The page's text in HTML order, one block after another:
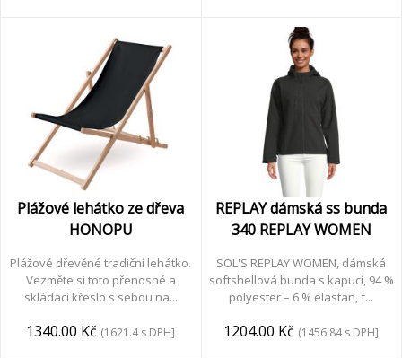
Plážové lehátko ze dřeva
HONOPU
Plážové dřevěné tradiční lehátko.
Vezměte si toto přenosné a
skládací křeslo s sebou na...
1340.00 Kč (1621.4 s DPH]
REPLAY dámská ss bunda
340 REPLAY WOMEN
SOL'S REPLAY WOMEN, dámská
softshellová bunda s kapucí, 94 %
polyester – 6 % elastan, f...
1204.00 Kč (1456.84 s DPH]